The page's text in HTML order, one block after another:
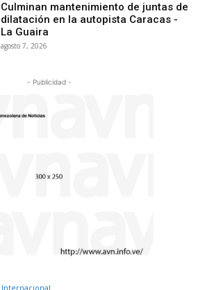
Culminan mantenimiento de juntas de
dilatación en la autopista Caracas -
La Guaira
agosto 7, 2026
- Publicidad -
Internacional